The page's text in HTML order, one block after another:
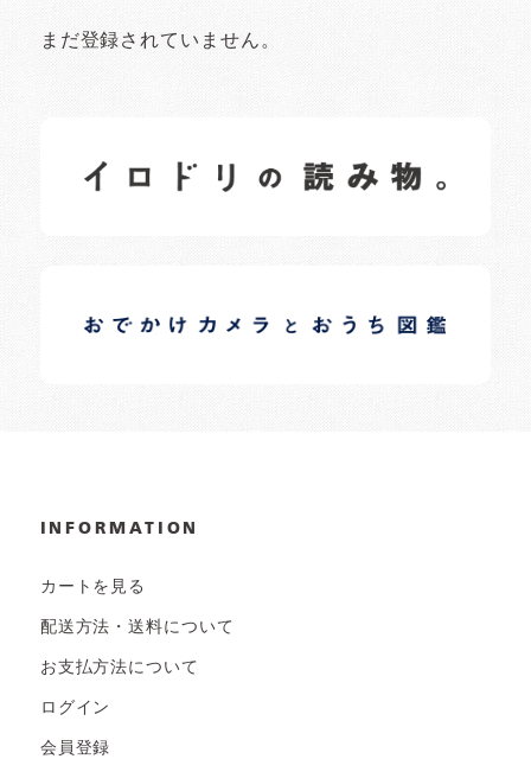
まだ登録されていません。
日常の様子など随時更新中です。
日常の様子など随時更新中です。
INFORMATION
カートを見る
配送方法・送料について
お支払方法について
ログイン
会員登録